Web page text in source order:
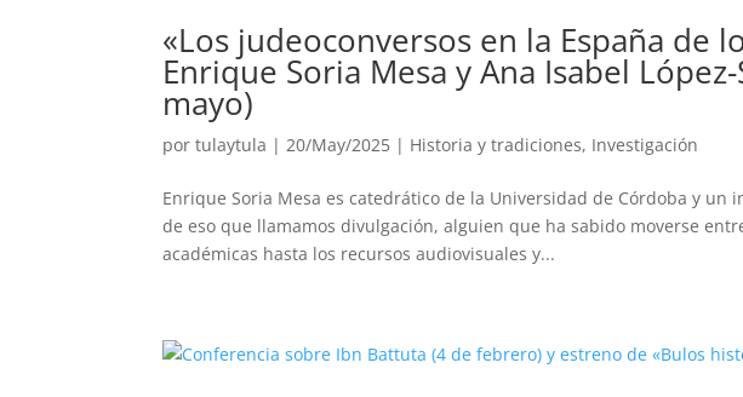
«Los judeoconversos en la España de
Enrique Soria Mesa y Ana Isabel
mayo)
portulaytula |20/May/2025 | Historia y tradiciones, Investigación
Enrique Soria Mesa es catedrático de la Universidad de Córdoba y
de eso que llamamos divulgación, alguien que ha sabido moverse
académicas hasta los recursos audiovisuales y...